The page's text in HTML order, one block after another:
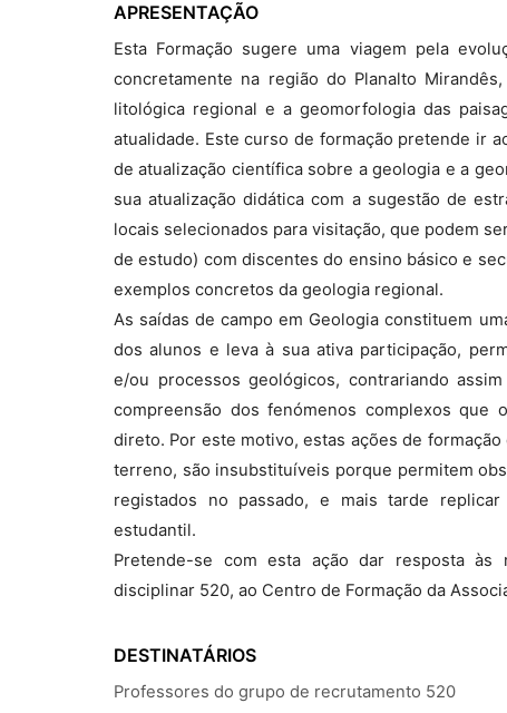
APRESENTAÇÃO
Esta Formação sugere uma viagem pela
concretamente na região do Planalto
litológica regional e a geomorfologia das
atualidade. Este curso de formação pretende ir
de atualização científica sobre a geologia e a
sua atualização didática com a sugestão de
locais selecionados para visitação, que podem
de estudo) com discentes do ensino básico e
exemplos concretos da geologia regional.
As saídas de campo em Geologia constituem
dos alunos e leva à sua ativa participação,
e/ou processos geológicos, contrariando
compreensão dos fenómenos complexos
direto. Por este motivo, estas ações de
terreno, são insubstituíveis porque permitem
registados no passado, e mais tarde
estudantil.
Pretende-se com esta ação dar resposta
disciplinar 520, ao Centro de Formação da
DESTINATÁRIOS
Professores do grupo de recrutamento 520